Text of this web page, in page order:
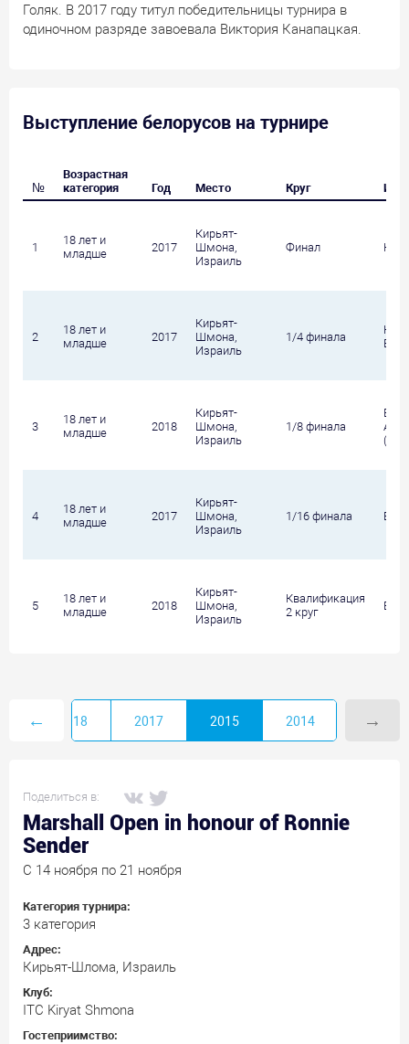
Голяк. В 2017 году титул победительницы турнира в
одиночном разряде завоевала Виктория Канапацкая.
Выступление белорусов на турнире
№
Возрастная
категория
Год Место Круг
1
18 лет и
младше
2017
Кирьят-
Шмона,
Израиль
Финал
2
18 лет и
младше
2017
Кирьят-
Шмона,
Израиль
1/4 финала
3
18 лет и
младше
2018
Кирьят-
Шмона,
Израиль
1/8 финала
4
18 лет и
младше
2017
Кирьят-
Шмона,
Израиль
1/16 финала
5
18 лет и
младше
2018
Кирьят-
Шмона,
Израиль
Квалификация
2 круг
← 2018 2017 2015 2014 →
Поделиться в:
Marshall Open in honour of Ronnie
Sender
C 14 ноября по 21 ноября
Категория турнира:
3 категория
Адрес:
Кирьят-Шлома, Израиль
Клуб:
ITC Kiryat Shmona
Гостеприимство: